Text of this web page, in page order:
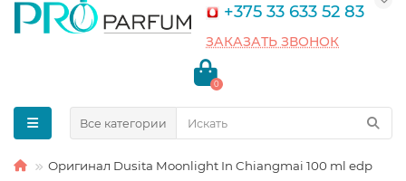
+375 33 633 52 83
ЗАКАЗАТЬ ЗВОНОК
0
Все категории
Оригинал Dusita Moonlight In Chiangmai 100 ml edp